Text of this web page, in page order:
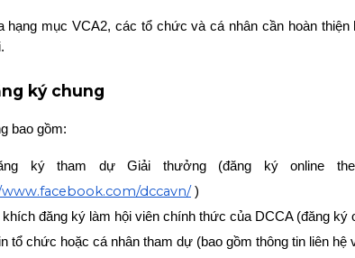
hạng mục VCA2, các tổ chức và cá nhân cần hoàn
ký chung
bao gồm:
ký tham dự Giải thưởng (đăng ký online
dccavn/ )
khích đăng ký làm hội viên chính thức của DCCA (đăng ký
tổ chức hoặc cá nhân tham dự (bao gồm thông tin liên hệ